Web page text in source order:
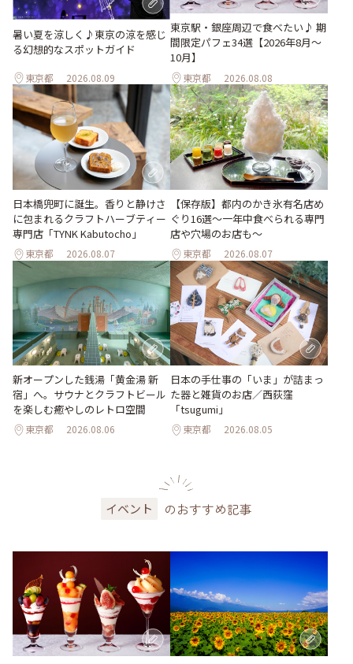
暑い夏を涼しく♪東京の涼を感じ
る幻想的なスポットガイド
東京都 2026.08.09
東京駅・銀座周辺で食べたい♪ 期
間限定パフェ34選【2026年8月～
10月】
東京都 2026.08.08
日本橋兜町に誕生。香りと静けさ
に包まれるクラフトハーブティー
専門店「TYNK Kabutocho」
東京都 2026.08.07
【保存版】都内のかき氷有名店め
ぐり16選～一年中食べられる専門
店や穴場のお店も～
東京都 2026.08.07
新オープンした銭湯「黄金湯 新
宿」へ。サウナとクラフトビール
を楽しむ癒やしのレトロ空間
東京都 2026.08.06
日本の手仕事の「いま」が詰まっ
た器と雑貨のお店／西荻窪
「tsugumi」
東京都 2026.08.05
イベント のおすすめ記事